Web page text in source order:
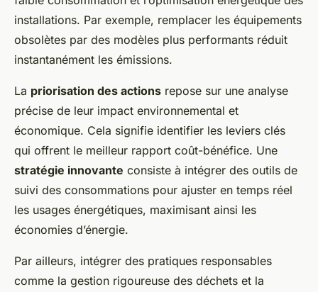
installations. Par exemple, remplacer les équipements
obsolètes par des modèles plus performants réduit
instantanément les émissions.
La priorisation des actions repose sur une analyse
précise de leur impact environnemental et
économique. Cela signifie identifier les leviers clés
qui offrent le meilleur rapport coût-bénéfice. Une
stratégie innovante consiste à intégrer des outils de
suivi des consommations pour ajuster en temps réel
les usages énergétiques, maximisant ainsi les
économies d’énergie.
Par ailleurs, intégrer des pratiques responsables
comme la gestion rigoureuse des déchets et la